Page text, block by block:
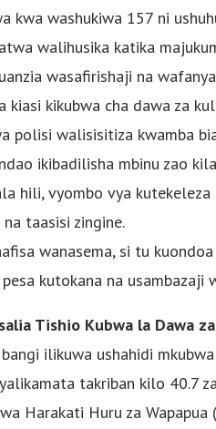
kwa washukiwa 157 ni
walihusika katika
wasafirishaji na
kiasi kikubwa cha dawa za
polisi walisisitiza kwamba
ikibadilisha mbinu zao
hili, vyombo vya
taasisi zingine.
wanasema, si tu
kutokana na usambazaji
Tishio Kubwa la Dawa
bangi ilikuwa ushahidi
takriban kilo 40.7
Harakati Huru za Wapapua